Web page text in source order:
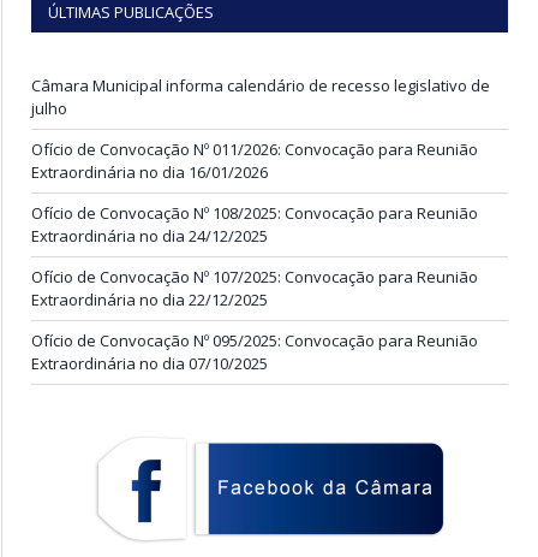
ÚLTIMAS PUBLICAÇÕES
Câmara Municipal informa calendário de recesso legislativo de
julho
Ofício de Convocação Nº 011/2026: Convocação para Reunião
Extraordinária no dia 16/01/2026
Ofício de Convocação Nº 108/2025: Convocação para Reunião
Extraordinária no dia 24/12/2025
Ofício de Convocação Nº 107/2025: Convocação para Reunião
Extraordinária no dia 22/12/2025
Ofício de Convocação Nº 095/2025: Convocação para Reunião
Extraordinária no dia 07/10/2025